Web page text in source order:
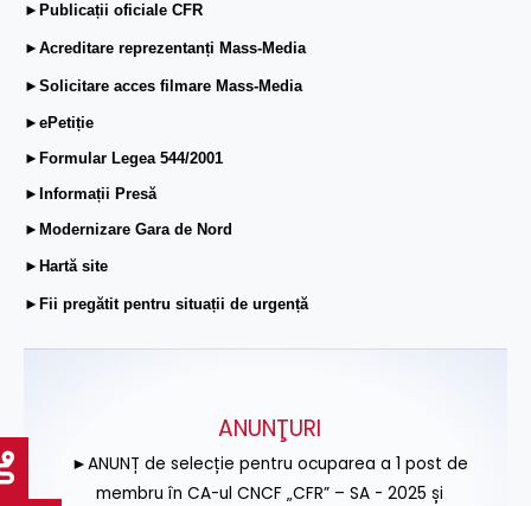
►Publicații oficiale CFR
►Acreditare reprezentanți Mass-Media
►Solicitare acces filmare Mass-Media
►ePetiție
►Formular Legea 544/2001
►Informații Presă
►Modernizare Gara de Nord
►Hartă site
►Fii pregătit pentru situații de urgență
ANUNŢURI
►ANUNȚ de selecție pentru ocuparea a 1 post de
membru în CA-ul CNCF „CFR” – SA - 2025 și